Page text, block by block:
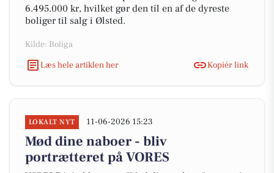
6.495.000 kr, hvilket gør den til en af de dyreste
boliger til salg i Ølsted.
Kilde: Boliga
Læs hele artiklen her
Kopiér link
LOKALT NYT 11-06-2026 15:23
Mød dine naboer - bliv
portrætteret på VORES